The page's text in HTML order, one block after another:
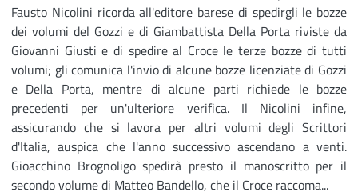
Fausto Nicolini ricorda all'editore barese di spedirgli le bozze
dei volumi del Gozzi e di Giambattista Della Porta riviste da
Giovanni Giusti e di spedire al Croce le terze bozze di tutti
volumi; gli comunica l'invio di alcune bozze licenziate di Gozzi
e Della Porta, mentre di alcune parti richiede le bozze
precedenti per un'ulteriore verifica. Il Nicolini infine,
assicurando che si lavora per altri volumi degli Scrittori
d'Italia, auspica che l'anno successivo ascendano a venti.
Gioacchino Brognoligo spedirà presto il manoscritto per il
secondo volume di Matteo Bandello, che il Croce raccoma...